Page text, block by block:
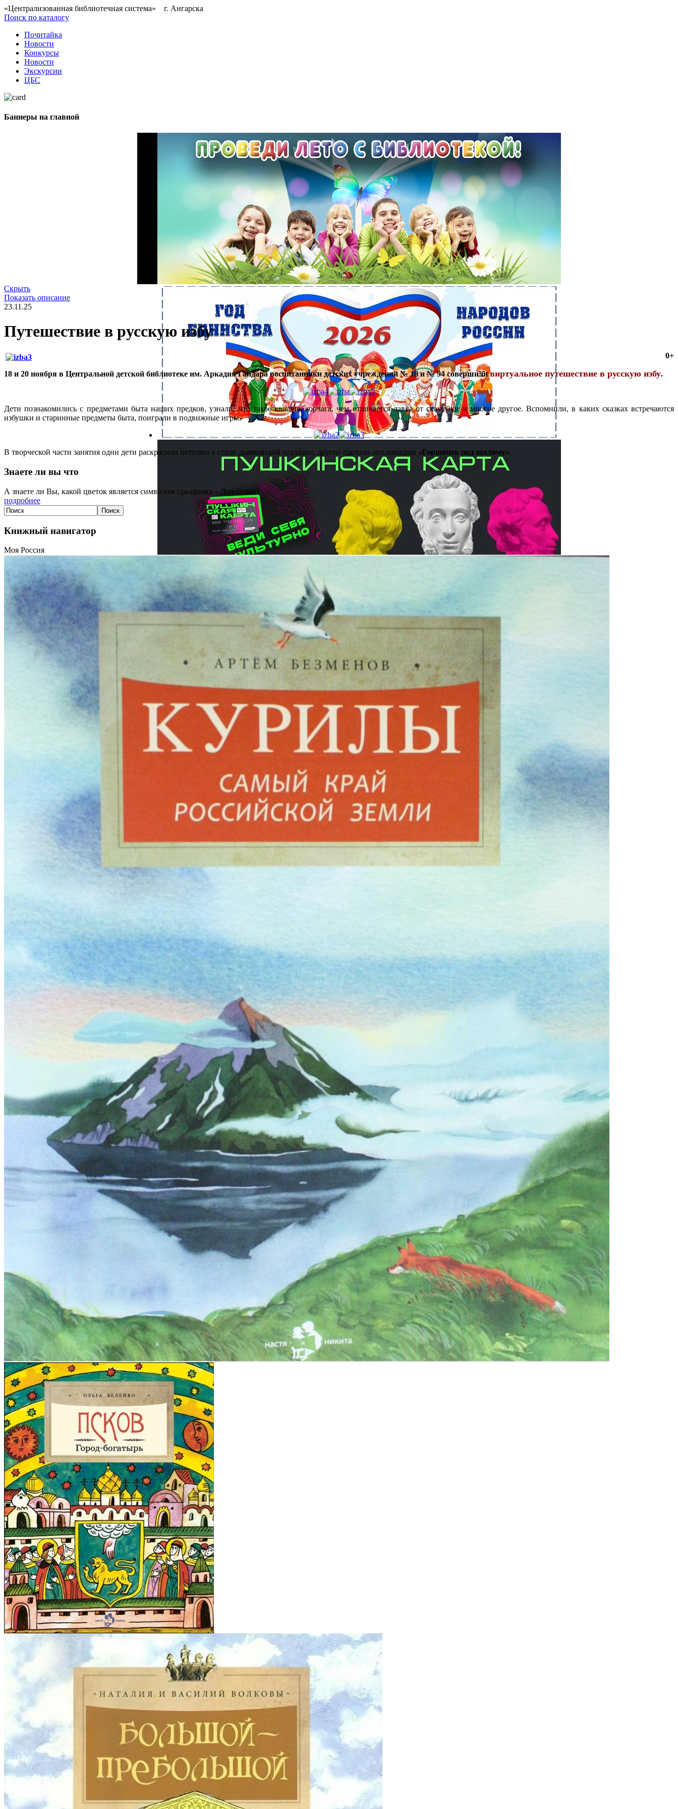
«Централизованная библиотечная система» г. Ангарска
Поиск по каталогу
Почитайка
Новости
Конкурсы
Новости
Экскурсии
ЦБС
Баннеры на главной
Скрыть
Показать описание
23.11.25
Путешествие в русскую избу
0+
18 и 20 ноября в Центральной детской библиотеке им. Аркадия Гайдара воспитанники детских учреждений № 18 и № 94 совершиливиртуальное путешествие в русскую избу.
Дети познакомились с предметами быта наших предков, узнали, что такое квашня, корчага, чем отличается лавка от скамейки и многое другое. Вспомнили, в каких сказках встречаются
избушки и старинные предметы быта, поиграли в подвижные игры.
В творческой части занятия одни дети раскрасили петушка в стиле дымковской игрушки, другие сделали аппликацию «Горшочек под хохлому».
Знаете ли вы что
А знаете ли Вы, какой цветок является символом праздника – Дня семьи?
подробнее
Книжный навигатор
Моя Россия